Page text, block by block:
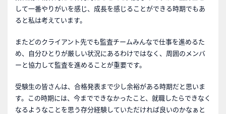
して一番やりがいを感じ、成長を感じることができる時期でもあ
ると私は考えています。
またどのクライアント先でも監査チームみんなで仕事を進めるた
め、自分ひとりが厳しい状況にあるわけではなく、周囲のメンバ
ーと協力して監査を進めることが重要です。
受験生の皆さんは、合格発表まで少し余裕がある時期だと思いま
す。この時期には、今までできなかったこと、就職したらできなく
なるようなことを思う存分経験していただければ良いのかなぁと